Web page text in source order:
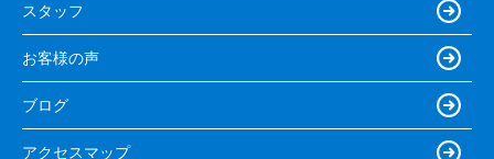
スタッフ
お客様の声
ブログ
アクセスマップ